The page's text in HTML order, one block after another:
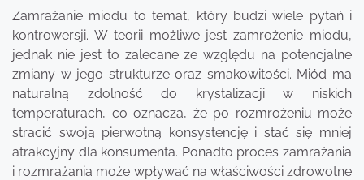
Zamrażanie miodu to temat, który budzi wiele pytań i
kontrowersji. W teorii możliwe jest zamrożenie miodu,
jednak nie jest to zalecane ze względu na potencjalne
zmiany w jego strukturze oraz smakowitości. Miód ma
naturalną zdolność do krystalizacji w niskich
temperaturach, co oznacza, że po rozmrożeniu może
stracić swoją pierwotną konsystencję i stać się mniej
atrakcyjny dla konsumenta. Ponadto proces zamrażania
i rozmrażania może wpływać na właściwości zdrowotne